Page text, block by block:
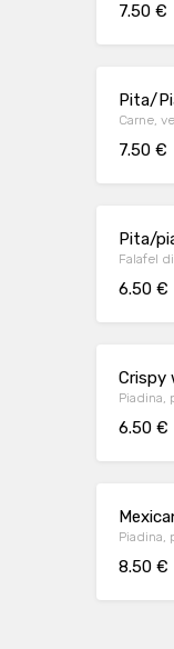
7.50 €
Pita/
Carne,
7.50 €
Pita/
Falafel
6.50 €
Crispy
Piadina,
6.50 €
Piadina,
8.50 €